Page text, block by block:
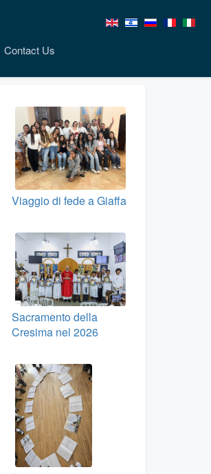
Contact Us
Viaggio di fede a Giaffa
Sacramento della
Cresima nel 2026